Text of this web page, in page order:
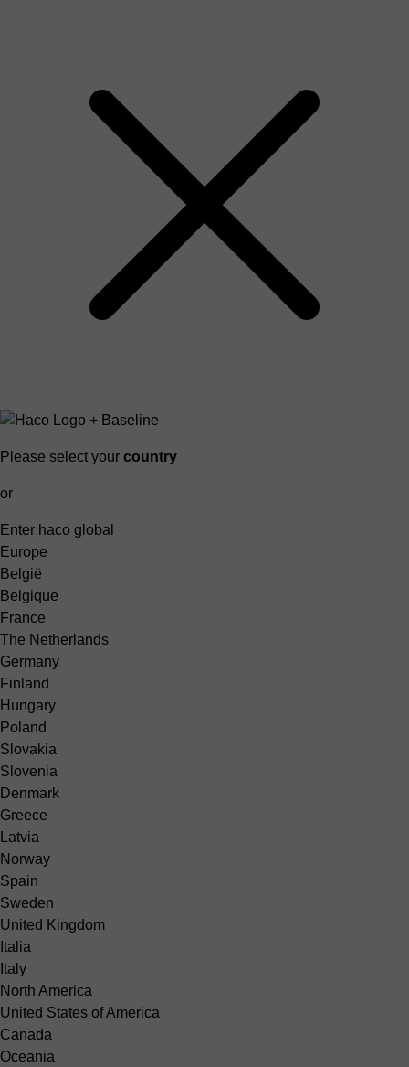
Please select your country
or
Enter haco global
Europe
België
Belgique
France
The Netherlands
Germany
Finland
Hungary
Poland
Slovakia
Slovenia
Denmark
Greece
Latvia
Norway
Spain
Sweden
United Kingdom
Italia
Italy
North America
United States of America
Canada
Oceania